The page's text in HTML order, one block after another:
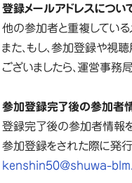
登録メールアドレスについ
他の参加者と重複している
また、もし、参加登録や視
ございましたら、運営事務
参加登録完了後の参加者
登録完了後の参加者情報
参加登録をされた際に発行
kenshin50@shuwa-